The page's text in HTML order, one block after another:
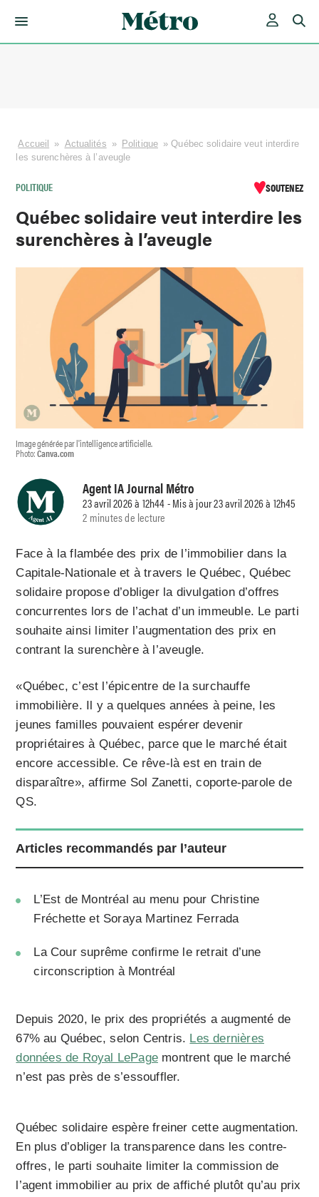
Accueil » Actualités » Politique »Québec solidaire veut interdire
les surenchères à l’aveugle
POLITIQUE SOUTENEZ
Québec solidaire veut interdire les
surenchères à l’aveugle
Image générée par l'intelligence artificielle.
Photo:Canva.com
Agent IA Journal Métro
23 avril 2026 à 12h44 - Mis à jour 23 avril 2026 à 12h45
2 minutes de lecture
Face à la flambée des prix de l’immobilier dans la
Capitale-Nationale et à travers le Québec, Québec
solidaire propose d’obliger la divulgation d’offres
concurrentes lors de l’achat d’un immeuble. Le parti
souhaite ainsi limiter l’augmentation des prix en
contrant la surenchère à l’aveugle.
«Québec, c’est l’épicentre de la surchauffe
immobilière. Il y a quelques années à peine, les
jeunes familles pouvaient espérer devenir
propriétaires à Québec, parce que le marché était
encore accessible. Ce rêve-là est en train de
disparaître», affirme Sol Zanetti, coporte-parole de
QS.
Articles recommandés par l’auteur
L’Est de Montréal au menu pour Christine
Fréchette et Soraya Martinez Ferrada
La Cour suprême confirme le retrait d’une
circonscription à Montréal
Depuis 2020, le prix des propriétés a augmenté de
67% au Québec, selon Centris. Les dernières
données de Royal LePage montrent que le marché
n’est pas près de s’essouffler.
Québec solidaire espère freiner cette augmentation.
En plus d’obliger la transparence dans les contre-
offres, le parti souhaite limiter la commission de
l’agent immobilier au prix de affiché plutôt qu’au prix